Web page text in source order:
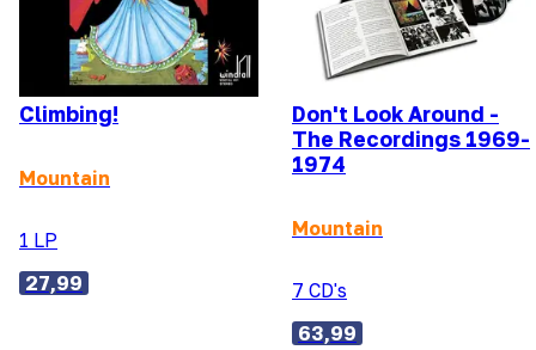
Climbing!
Mountain
1 LP
27,99
Don't Look Around -
The Recordings 1969-
1974
Mountain
7 CD's
63,99